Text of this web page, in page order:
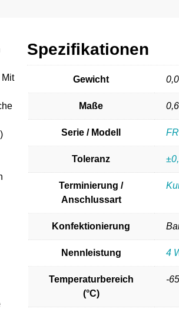
Spezifikationen
Gewicht
Maße
Serie / Modell
Toleranz
Terminierung /
Anschlussart
Konfektionierung
Nennleistung 4
Temperaturbereich
(°C)
-